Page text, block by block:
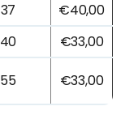
37
€40,00
40
€33,00
55 €33,00